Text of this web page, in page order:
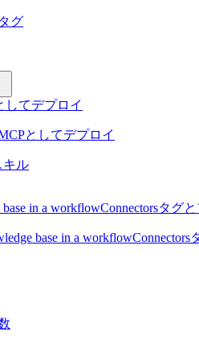
タグ
してデプロイ
としてデプロイ
キル
in a workflowConnectorsタグ
base in a workflowConnectors